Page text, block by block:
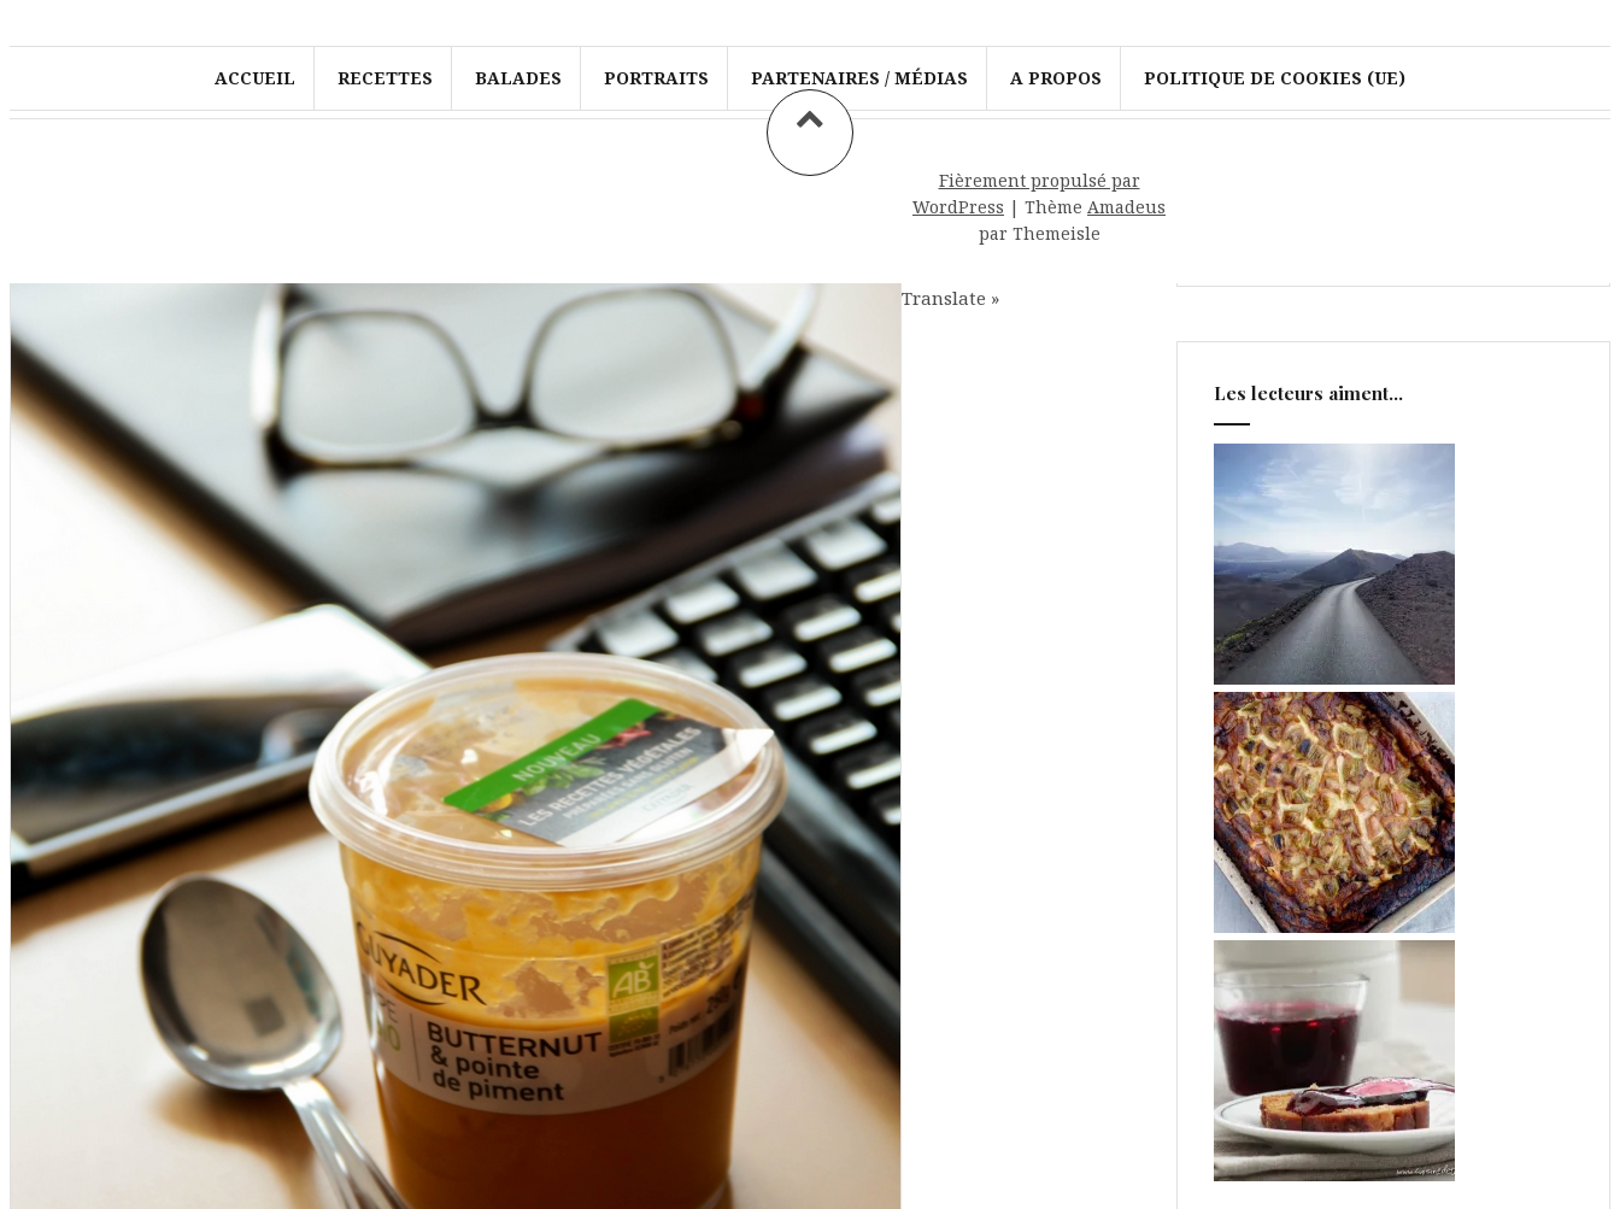
ACCUEIL RECETTES BALADES PORTRAITS PARTENAIRES / MÉDIAS A PROPOS POLITIQUE DE COOKIES (UE)
Les lecteurs aiment…
Fièrement propulsé par
WordPress | Thème Amadeus
par Themeisle
Translate »